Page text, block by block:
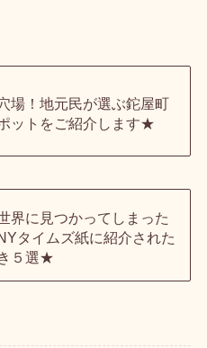
場！地元民が選ぶ鉈屋町
ットをご紹介します★
界に見つかってしまった
タイムズ紙に紹介された
５選★